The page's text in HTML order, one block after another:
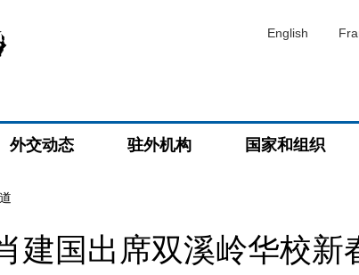
English
外交动态 驻外机构 国家和组织
建国出席双溪岭华校新